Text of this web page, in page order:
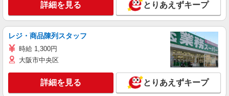
詳細を見る とりあえずキープ
レジ・商品陳列スタッフ
時給 1,300円
大阪市中央区
詳細を見る とりあえずキープ